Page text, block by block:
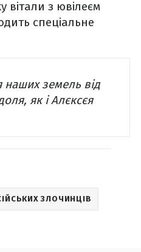
вітали з ювілеєм
спеціальне
наших земель від
як і Алєксєя
ЗЛОЧИНЦІВ